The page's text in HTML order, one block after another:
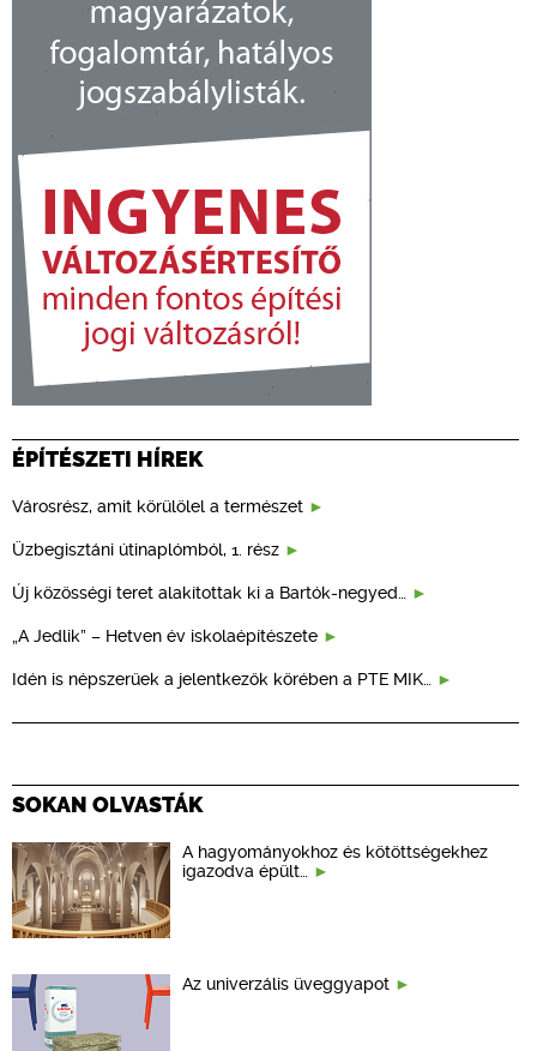
ÉPÍTÉSZETI HÍREK
Városrész, amit körülölel a természet
Üzbegisztáni útinaplómból, 1. rész
Új közösségi teret alakítottak ki a Bartók-negyed…
„A Jedlik” – Hetven év iskolaépítészete
Idén is népszerűek a jelentkezők körében a PTE MIK…
SOKAN OLVASTÁK
A hagyományokhoz és kötöttségekhez
igazodva épült…
Az univerzális üveggyapot